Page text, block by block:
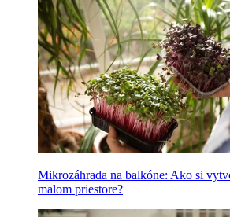
Mikrozáhrada na balkóne: Ako si
malom priestore?